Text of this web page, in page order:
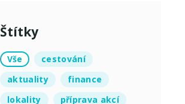
Štítky
Vše
cestování
aktuality
finance
lokality
příprava akcí